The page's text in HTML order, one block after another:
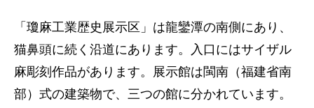
「瓊麻工業歴史展示区」は龍鑾潭の南側にあり、
猫鼻頭に続く沿道にあります。入口にはサイザル
麻彫刻作品があります。展示館は閩南（福建省南
部）式の建築物で、三つの館に分かれています。